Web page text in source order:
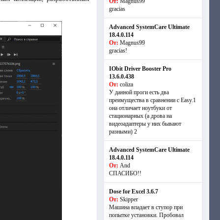
gracias
Advanced SystemCare Ultimate
18.4.0.114
От: Magnus99
gracias!
IObit Driver Booster Pro
13.6.0.438
От: coliza
У данной проги есть два
преимущества в сравнении с Easy.1
она отличает ноутбуки от
стационарных (а дрова на
видеоадаптеры у них бывают
разными) 2
Advanced SystemCare Ultimate
18.4.0.114
От: And
СПАСИБО!!
Dose for Excel 3.6.7
От: Skipper
Машина впадает в ступор при
попытке установки. Пробовал